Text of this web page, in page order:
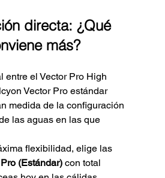
directa: ¿Qué
más?
entre el Vector Pro High
Vector Pro estándar
medida de la configuración
las aguas en las que
flexibilidad, elige las
(Estándar) con total